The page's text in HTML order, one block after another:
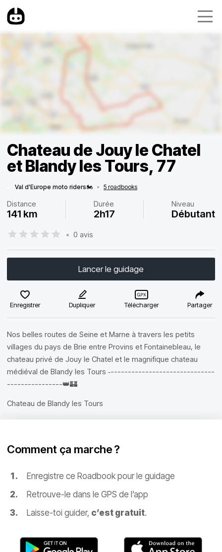
Chateau de Jouy le Chatel
et Blandy les Tours, 77
Val d'Europe moto riders🏍 • 5 roadbooks
Distance
141 km
Durée
2h17
Niveau
Débutant
• 0 avis
Lancer le guidage
Enregistrer Dupliquer Télécharger Partager
Nos belles routes de Seine et Marne à travers les petits
villages du pays de Brie entre Provins et Fontainebleau, le
chateau privé de Jouy le Chatel et le magnifique chateau
médiéval de Blandy les Tours ‐------------------------------
----------------👑🏰
Chateau de Blandy les Tours
Comment ça marche ?
Enregistre ce Roadbook pour le guidage
Retrouve-le dans le GPS de l’app
Laisse-toi guider, c’est gratuit.